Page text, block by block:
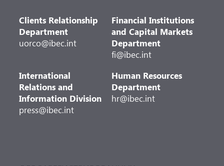
Clients Relationship
Department
uorco@ibec.int
Financial Institutions
and Capital Markets
Department
fi@ibec.int
International
Relations and
Information Division
press@ibec.int
Human Resources
Department
hr@ibec.int